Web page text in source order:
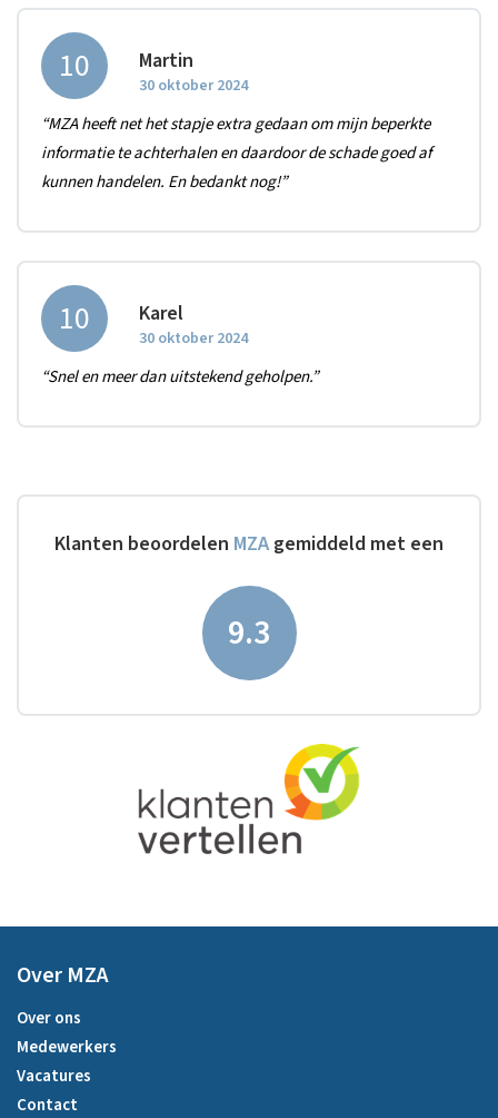
10 Martin
30 oktober 2024
“MZA heeft net het stapje extra gedaan om mijn beperkte
informatie te achterhalen en daardoor de schade goed af
kunnen handelen. En bedankt nog!”
10 Karel
30 oktober 2024
“Snel en meer dan uitstekend geholpen.”
Klanten beoordelen MZA gemiddeld met een
9.3
Over MZA
Over ons
Medewerkers
Vacatures
Contact